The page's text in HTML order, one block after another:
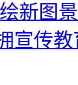
新图景
宣传